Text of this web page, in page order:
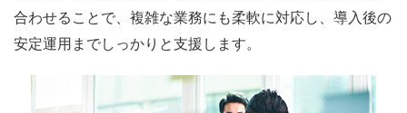
合わせることで、複雑な業務にも柔軟に対応し、導入後の
安定運用までしっかりと支援します。